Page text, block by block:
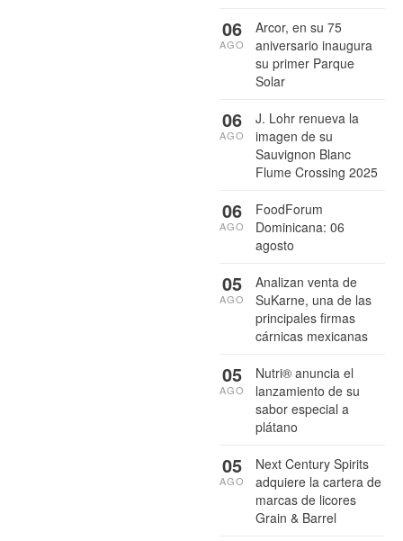
Arcor, en su 75
aniversario inaugura
su primer Parque
Solar
06
AGO
J. Lohr renueva la
imagen de su
Sauvignon Blanc
Flume Crossing 2025
06
AGO
FoodForum
Dominicana: 06
agosto
06
AGO
Analizan venta de
SuKarne, una de las
principales firmas
cárnicas mexicanas
05
AGO
Nutri® anuncia el
lanzamiento de su
sabor especial a
plátano
05
AGO
Next Century Spirits
adquiere la cartera de
marcas de licores
Grain & Barrel
05
AGO